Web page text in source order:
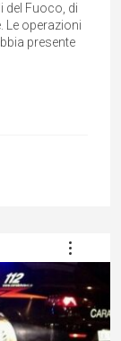
del Fuoco, di
Le operazioni
presente